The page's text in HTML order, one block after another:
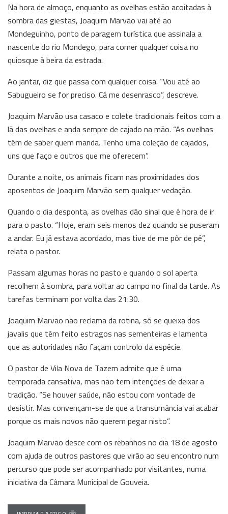
Na hora de almoço, enquanto as ovelhas estão acoitadas à
sombra das giestas, Joaquim Marvão vai até ao
Mondeguinho, ponto de paragem turística que assinala a
nascente do rio Mondego, para comer qualquer coisa no
quiosque à beira da estrada.
Ao jantar, diz que passa com qualquer coisa. “Vou até ao
Sabugueiro se for preciso. Cá me desenrasco”, descreve.
Joaquim Marvão usa casaco e colete tradicionais feitos com a
lã das ovelhas e anda sempre de cajado na mão. “As ovelhas
têm de saber quem manda. Tenho uma coleção de cajados,
uns que faço e outros que me oferecem”.
Durante a noite, os animais ficam nas proximidades dos
aposentos de Joaquim Marvão sem qualquer vedação.
Quando o dia desponta, as ovelhas dão sinal que é hora de ir
para o pasto. “Hoje, eram seis menos dez quando se puseram
a andar. Eu já estava acordado, mas tive de me pôr de pé”,
relata o pastor.
Passam algumas horas no pasto e quando o sol aperta
recolhem à sombra, para voltar ao campo no final da tarde. As
tarefas terminam por volta das 21:30.
Joaquim Marvão não reclama da rotina, só se queixa dos
javalis que têm feito estragos nas sementeiras e lamenta
que as autoridades não façam controlo da espécie.
O pastor de Vila Nova de Tazem admite que é uma
temporada cansativa, mas não tem intenções de deixar a
tradição. “Se houver saúde, não estou com vontade de
desistir. Mas convençam-se de que a transumância vai acabar
porque os mais novos não querem pegar nisto”.
Joaquim Marvão desce com os rebanhos no dia 18 de agosto
com ajuda de outros pastores que virão ao seu encontro num
percurso que pode ser acompanhado por visitantes, numa
iniciativa da Câmara Municipal de Gouveia.